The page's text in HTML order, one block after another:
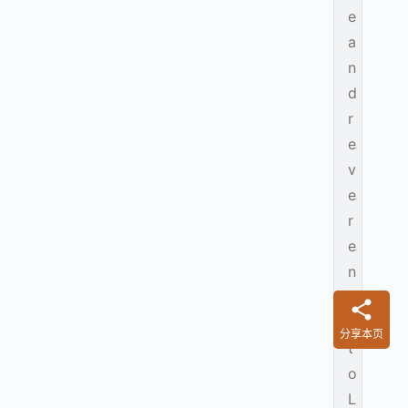
e
a
n
d
r
e
v
e
r
e
n
t
o
L
分享本页